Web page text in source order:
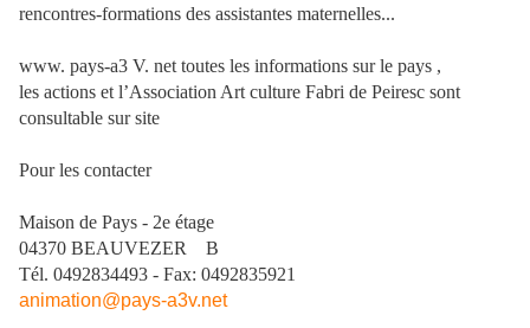
rencontres-formations des assistantes maternelles...
www. pays-a3 V. net toutes les informations sur le pays ,
les actions et l’Association Art culture Fabri de Peiresc sont
consultable sur site
Pour les contacter
Maison de Pays - 2e étage
04370 BEAUVEZER B
Tél. 0492834493 - Fax: 0492835921
animation@pays-a3v.net